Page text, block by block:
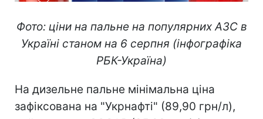
Фото: ціни на пальне на популярних АЗС в
Україні станом на 6 серпня (інфографіка
РБК-Україна)
На дизельне пальне мінімальна ціна
зафіксована на "Укрнафті" (89,90 грн/л),